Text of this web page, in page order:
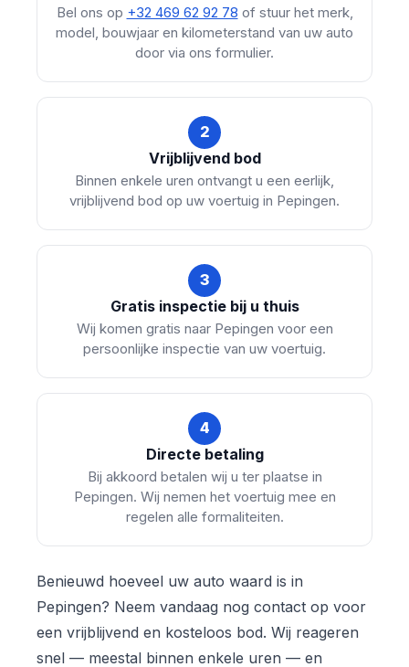
Bel ons op +32 469 62 92 78 of stuur het merk,
model, bouwjaar en kilometerstand van uw auto
door via ons formulier.
2
Vrijblijvend bod
Binnen enkele uren ontvangt u een eerlijk,
vrijblijvend bod op uw voertuig in Pepingen.
3
Gratis inspectie bij u thuis
Wij komen gratis naar Pepingen voor een
persoonlijke inspectie van uw voertuig.
4
Directe betaling
Bij akkoord betalen wij u ter plaatse in
Pepingen. Wij nemen het voertuig mee en
regelen alle formaliteiten.
Benieuwd hoeveel uw auto waard is in
Pepingen? Neem vandaag nog contact op voor
een vrijblijvend en kosteloos bod. Wij reageren
snel — meestal binnen enkele uren — en